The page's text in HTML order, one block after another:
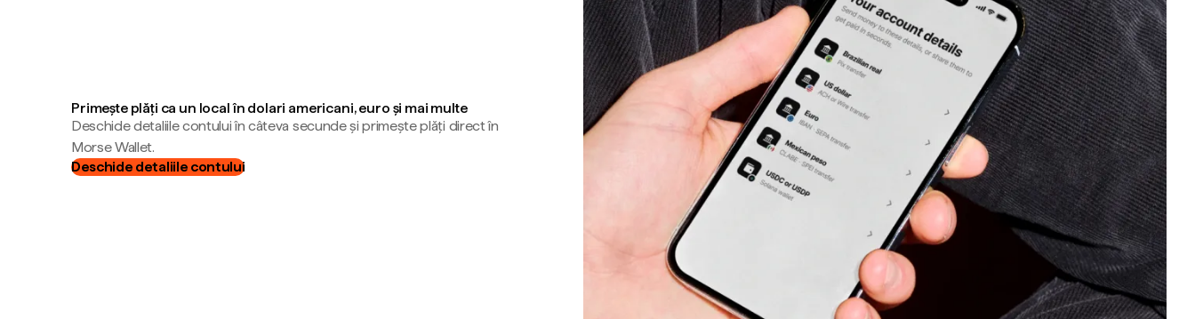
Primește plăți ca un local în dolari americani, euro și mai multe
Deschide detaliile contului în câteva secunde și primește plăți direct în
Morse Wallet.
Deschide detaliile contului